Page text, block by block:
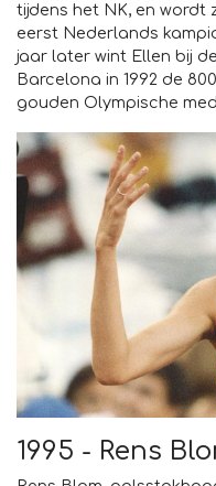
tijdens het NK, en
eerst Nederlands
jaar later wint Ellen bij
Barcelona in 1992 de
gouden Olympische
1995 - Rens